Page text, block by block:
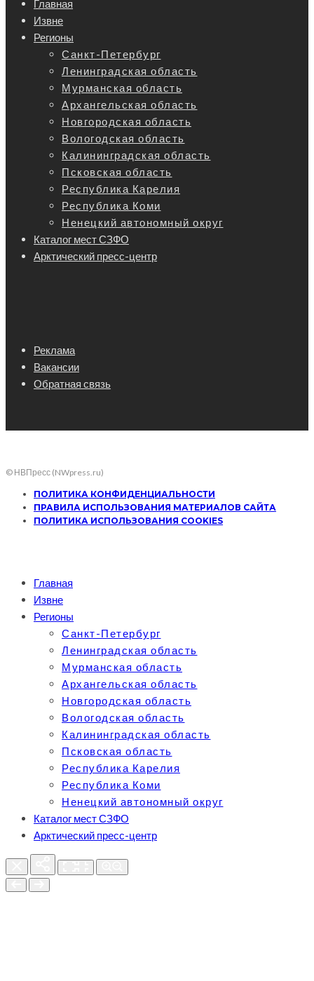
Главная
Извне
Регионы
Санкт-Петербург
Ленинградская область
Мурманская область
Архангельская область
Новгородская область
Вологодская область
Калининградская область
Псковская область
Республика Карелия
Республика Коми
Ненецкий автономный округ
Каталог мест СЗФО
Арктический пресс-центр
Реклама
Вакансии
Обратная связь
© НВПресс (NWpress.ru)
ПОЛИТИКА КОНФИДЕНЦИАЛЬНОСТИ
ПРАВИЛА ИСПОЛЬЗОВАНИЯ МАТЕРИАЛОВ САЙТА
ПОЛИТИКА ИСПОЛЬЗОВАНИЯ COOKIES
Главная
Извне
Регионы
Санкт-Петербург
Ленинградская область
Мурманская область
Архангельская область
Новгородская область
Вологодская область
Калининградская область
Псковская область
Республика Карелия
Республика Коми
Ненецкий автономный округ
Каталог мест СЗФО
Арктический пресс-центр